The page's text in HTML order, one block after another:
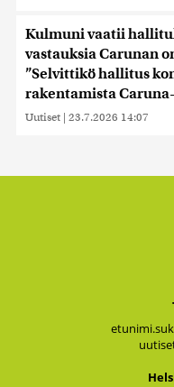
Kulmuni vaatii
vastauksia Carunan
”Selvittikö hallitus
rakentamista
Uutiset | 23.7.2026 14:07